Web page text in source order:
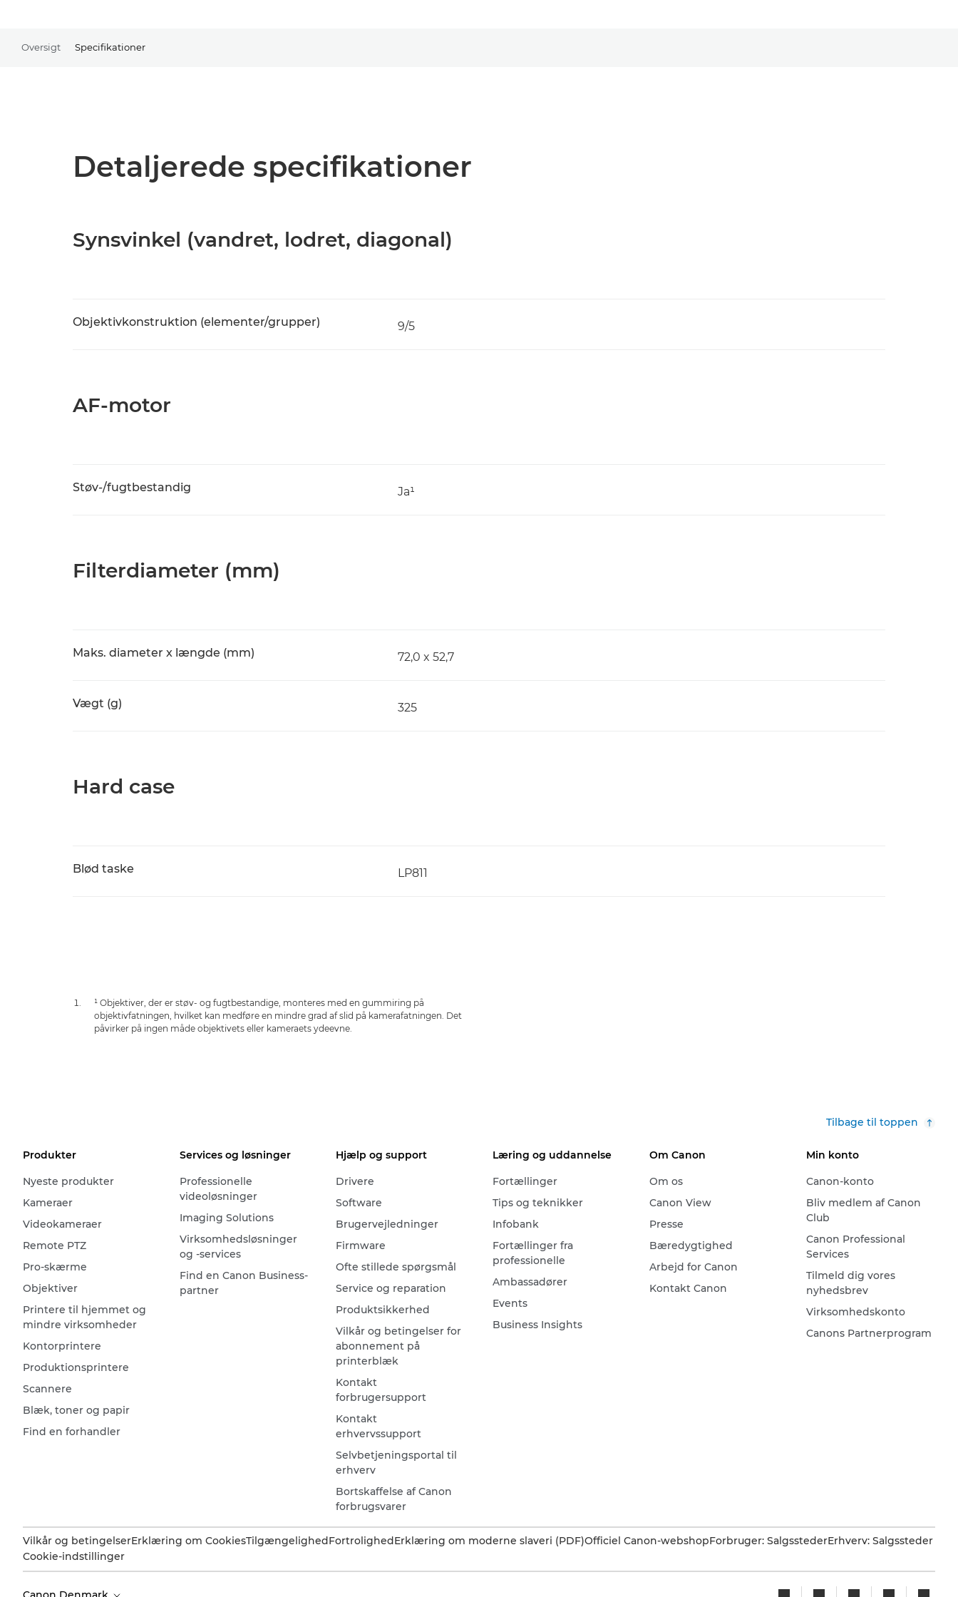
Oversigt Specifikationer
Detaljerede specifikationer
Synsvinkel (vandret, lodret, diagonal)
Objektivkonstruktion (elementer/grupper) 9/5
AF-motor
Støv-/fugtbestandig Ja¹
Filterdiameter (mm)
Maks. diameter x længde (mm) 72,0 x 52,7
Vægt (g) 325
Hard case
Blød taske LP811
¹ Objektiver, der er støv- og fugtbestandige, monteres med en gummiring på
objektivfatningen, hvilket kan medføre en mindre grad af slid på kamerafatningen. Det
påvirker på ingen måde objektivets eller kameraets ydeevne.
Tilbage til toppen
Produkter
Nyeste produkter
Kameraer
Videokameraer
Remote PTZ
Pro-skærme
Objektiver
Printere til hjemmet og
mindre virksomheder
Kontorprintere
Produktionsprintere
Scannere
Blæk, toner og papir
Find en forhandler
Services og løsninger
Professionelle
videoløsninger
Imaging Solutions
Virksomhedsløsninger
og -services
Find en Canon Business-
partner
Hjælp og support
Drivere
Software
Brugervejledninger
Firmware
Ofte stillede spørgsmål
Service og reparation
Produktsikkerhed
Vilkår og betingelser for
abonnement på
printerblæk
Kontakt
forbrugersupport
Kontakt
erhvervssupport
Selvbetjeningsportal til
erhverv
Bortskaffelse af Canon
forbrugsvarer
Læring og uddannelse
Fortællinger
Tips og teknikker
Infobank
Fortællinger fra
professionelle
Ambassadører
Events
Business Insights
Om Canon
Om os
Canon View
Presse
Bæredygtighed
Arbejd for Canon
Kontakt Canon
Min konto
Canon-konto
Bliv medlem af Canon
Club
Canon Professional
Services
Tilmeld dig vores
nyhedsbrev
Virksomhedskonto
Canons Partnerprogram
Vilkår og betingelserErklæring om CookiesTilgængelighedFortrolighedErklæring om moderne slaveri (PDF)Officiel Canon-webshopForbruger: SalgsstederErhverv: Salgssteder
Cookie-indstillinger